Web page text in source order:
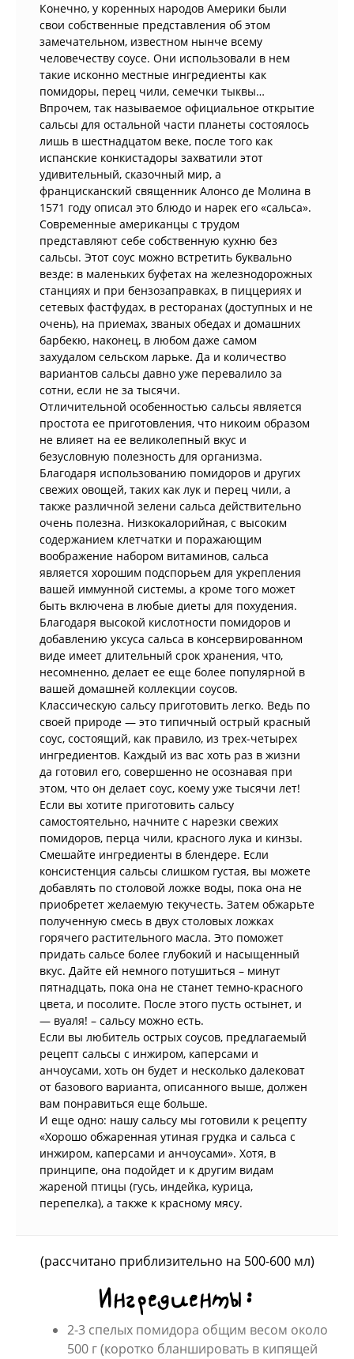
Конечно, у коренных народов Америки были
свои собственные представления об этом
замечательном, известном нынче всему
человечеству соусе. Они использовали в нем
такие исконно местные ингредиенты как
помидоры, перец чили, семечки тыквы…
Впрочем, так называемое официальное открытие
сальсы для остальной части планеты состоялось
лишь в шестнадцатом веке, после того как
испанские конкистадоры захватили этот
удивительный, сказочный мир, а
францисканский священник Алонсо де Молина в
1571 году описал это блюдо и нарек его «сальса».
Современные американцы с трудом
представляют себе собственную кухню без
сальсы. Этот соус можно встретить буквально
везде: в маленьких буфетах на железнодорожных
станциях и при бензозаправках, в пиццериях и
сетевых фастфудах, в ресторанах (доступных и не
очень), на приемах, званых обедах и домашних
барбекю, наконец, в любом даже самом
захудалом сельском ларьке. Да и количество
вариантов сальсы давно уже перевалило за
сотни, если не за тысячи.
Отличительной особенностью сальсы является
простота ее приготовления, что никоим образом
не влияет на ее великолепный вкус и
безусловную полезность для организма.
Благодаря использованию помидоров и других
свежих овощей, таких как лук и перец чили, а
также различной зелени сальса действительно
очень полезна. Низкокалорийная, с высоким
содержанием клетчатки и поражающим
воображение набором витаминов, сальса
является хорошим подспорьем для укрепления
вашей иммунной системы, а кроме того может
быть включена в любые диеты для похудения.
Благодаря высокой кислотности помидоров и
добавлению уксуса сальса в консервированном
виде имеет длительный срок хранения, что,
несомненно, делает ее еще более популярной в
вашей домашней коллекции соусов.
Классическую сальсу приготовить легко. Ведь по
своей природе — это типичный острый красный
соус, состоящий, как правило, из трех-четырех
ингредиентов. Каждый из вас хоть раз в жизни
да готовил его, совершенно не осознавая при
этом, что он делает соус, коему уже тысячи лет!
Если вы хотите приготовить сальсу
самостоятельно, начните с нарезки свежих
помидоров, перца чили, красного лука и кинзы.
Смешайте ингредиенты в блендере. Если
консистенция сальсы слишком густая, вы можете
добавлять по столовой ложке воды, пока она не
приобретет желаемую текучесть. Затем обжарьте
полученную смесь в двух столовых ложках
горячего растительного масла. Это поможет
придать сальсе более глубокий и насыщенный
вкус. Дайте ей немного потушиться – минут
пятнадцать, пока она не станет темно-красного
цвета, и посолите. После этого пусть остынет, и
— вуаля! – сальсу можно есть.
Если вы любитель острых соусов, предлагаемый
рецепт сальсы с инжиром, каперсами и
анчоусами, хоть он будет и несколько далековат
от базового варианта, описанного выше, должен
вам понравиться еще больше.
И еще одно: нашу сальсу мы готовили к рецепту
«Хорошо обжаренная утиная грудка и сальса с
инжиром, каперсами и анчоусами». Хотя, в
принципе, она подойдет и к другим видам
жареной птицы (гусь, индейка, курица,
перепелка), а также к красному мясу.
(рассчитано приблизительно на 500-600 мл)
Ингредиенты:
2-3 спелых помидора общим весом около
500 г (коротко бланшировать в кипящей